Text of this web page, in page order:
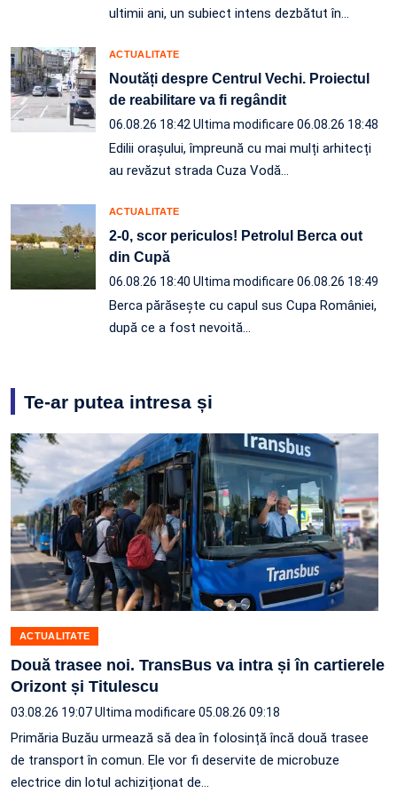
ultimii ani, un subiect intens dezbătut în…
ACTUALITATE
Noutăți despre Centrul Vechi. Proiectul
de reabilitare va fi regândit
06.08.26 18:42 Ultima modificare 06.08.26 18:48
Edilii orașului, împreună cu mai mulți arhitecți
au revăzut strada Cuza Vodă…
ACTUALITATE
2-0, scor periculos! Petrolul Berca out
din Cupă
06.08.26 18:40 Ultima modificare 06.08.26 18:49
Berca părăsește cu capul sus Cupa României,
după ce a fost nevoită…
Te-ar putea intresa și
ACTUALITATE
Două trasee noi. TransBus va intra și în cartierele
Orizont și Titulescu
03.08.26 19:07Ultima modificare 05.08.26 09:18
Primăria Buzău urmează să dea în folosință încă două trasee
de transport în comun. Ele vor fi deservite de microbuze
electrice din lotul achiziționat de…